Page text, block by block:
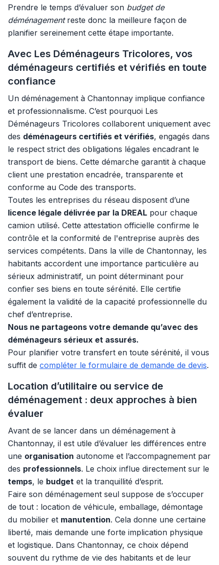
Prendre le temps d’évaluer son budget de
déménagementreste donc la meilleure façon de
planifier sereinement cette étape importante.
Avec Les Déménageurs Tricolores, vos
déménageurs certifiés et vérifiés en toute
confiance
Un déménagement à Chantonnay implique confiance
et professionnalisme. C’est pourquoi Les
Déménageurs Tricolores collaborent uniquement avec
des déménageurs certifiés et vérifiés, engagés dans
le respect strict des obligations légales encadrant le
transport de biens. Cette démarche garantit à chaque
client une prestation encadrée, transparente et
conforme au Code des transports.
Toutes les entreprises du réseau disposent d’une
licence légale délivrée par la DREAL pour chaque
camion utilisé. Cette attestation officielle confirme le
contrôle et la conformité de l'entreprise auprès des
services compétents. Dans la ville de Chantonnay, les
habitants accordent une importance particulière au
sérieux administratif, un point déterminant pour
confier ses biens en toute sérénité. Elle certifie
également la validité de la capacité professionnelle du
chef d’entreprise.
Nous ne partageons votre demande qu’avec des
déménageurs sérieux et assurés.
Pour planifier votre transfert en toute sérénité, il vous
suffit de compléter le formulaire de demande de devis.
Location d’utilitaire ou service de
déménagement : deux approches à bien
évaluer
Avant de se lancer dans un déménagement à
Chantonnay, il est utile d’évaluer les différences entre
une organisation autonome et l’accompagnement par
des professionnels. Le choix influe directement sur le
temps, le budget et la tranquillité d’esprit.
Faire son déménagement seul suppose de s’occuper
de tout : location de véhicule, emballage, démontage
du mobilier et manutention. Cela donne une certaine
liberté, mais demande une forte implication physique
et logistique. Dans Chantonnay, ce choix dépend
souvent du rythme de vie des habitants et de leur